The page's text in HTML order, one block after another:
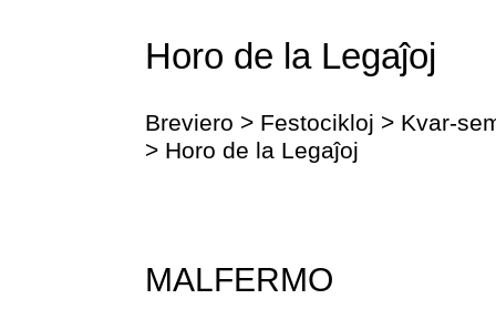
Horo de la Legaĵoj
Breviero > Festocikloj > Kvar-
> Horo de la Legaĵoj
MALFERMO